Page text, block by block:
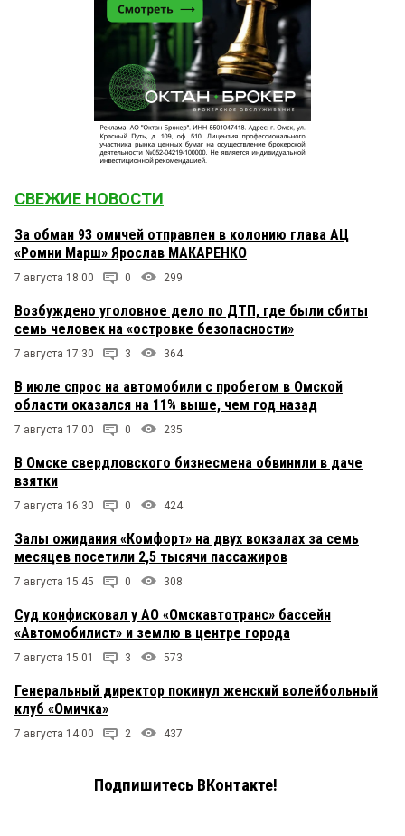
СВЕЖИЕ НОВОСТИ
За обман 93 омичей отправлен в колонию глава АЦ
«Ромни Марш» Ярослав МАКАРЕНКО
7 августа 18:00 0 299
Возбуждено уголовное дело по ДТП, где были сбиты
семь человек на «островке безопасности»
7 августа 17:30 3 364
В июле спрос на автомобили с пробегом в Омской
области оказался на 11% выше, чем год назад
7 августа 17:00 0 235
В Омске свердловского бизнесмена обвинили в даче
взятки
7 августа 16:30 0 424
Залы ожидания «Комфорт» на двух вокзалах за семь
месяцев посетили 2,5 тысячи пассажиров
7 августа 15:45 0 308
Суд конфисковал у АО «Омскавтотранс» бассейн
«Автомобилист» и землю в центре города
7 августа 15:01 3 573
Генеральный директор покинул женский волейбольный
клуб «Омичка»
7 августа 14:00 2 437
Подпишитесь ВКонтакте!